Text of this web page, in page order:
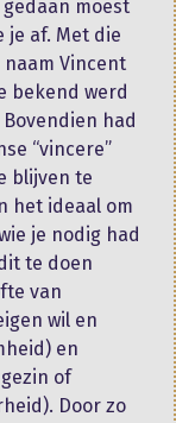
moest
je af. Met die
Vincent
bekend werd
had
“vincere”
blijven te
het ideaal om
je nodig had
te doen
van
wil en
en
of
Door zo